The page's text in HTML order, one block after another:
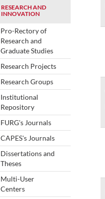
RESEARCH AND
INNOVATION
Pro-Rectory of
Research and
Graduate Studies
Research Projects
Research Groups
Institutional
Repository
FURG's Journals
CAPES's Journals
Dissertations and
Theses
Multi-User
Centers